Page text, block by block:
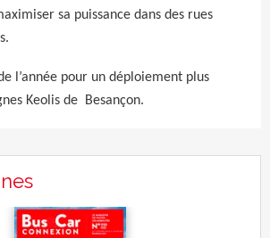
sa puissance dans des rues
l’année pour un déploiement plus
Keolis de Besançon.